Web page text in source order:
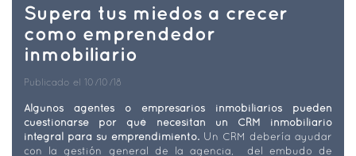
Supera tus miedos a crecer
como emprendedor
inmobiliario
Publicado el 10/10/18
Algunos agentes o empresarios inmobiliarios pueden
cuestionarse por qué necesitan un CRM inmobiliario
integral para su emprendimiento. Un CRM debería ayudar
con la gestión general de la agencia, del embudo de